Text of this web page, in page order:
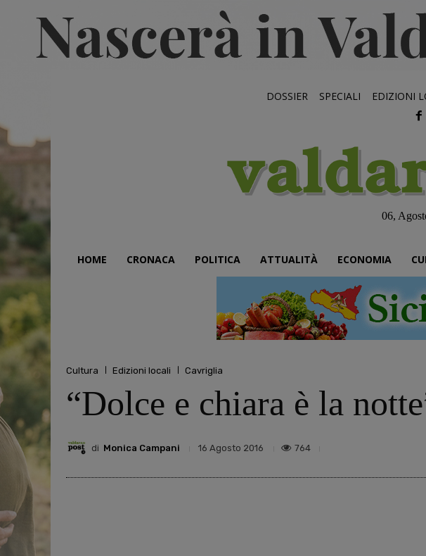
DOSSIER SPECIALI EDIZIONI
06,
HOME CRONACA POLITICA ATTUALITÀ ECONOMIA
Cultura Edizioni locali Cavriglia
“Dolce e chiara è la
di Monica Campani 16 Agosto 2016 764